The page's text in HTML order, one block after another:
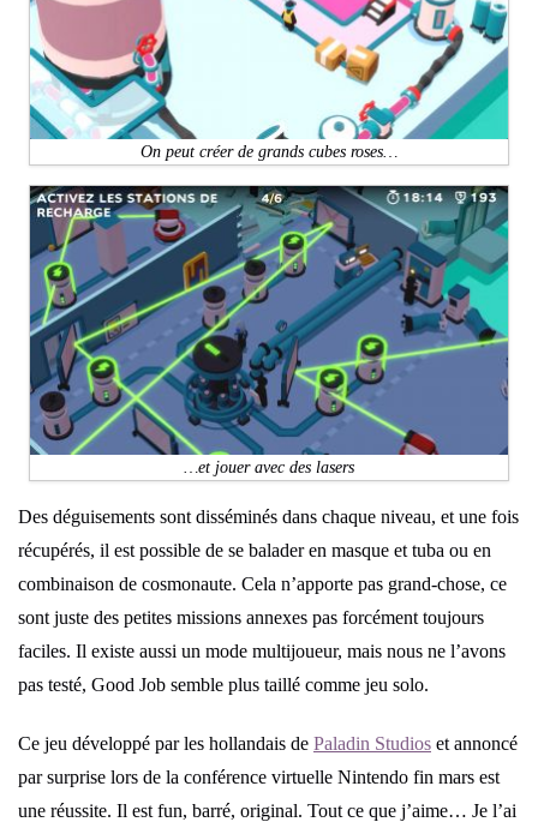
On peut créer de grands cubes roses…
…et jouer avec des lasers
Des déguisements sont disséminés dans chaque niveau, et une fois
récupérés, il est possible de se balader en masque et tuba ou en
combinaison de cosmonaute. Cela n’apporte pas grand-chose, ce
sont juste des petites missions annexes pas forcément toujours
faciles. Il existe aussi un mode multijoueur, mais nous ne l’avons
pas testé, Good Job semble plus taillé comme jeu solo.
Ce jeu développé par les hollandais de Paladin Studios et annoncé
par surprise lors de la conférence virtuelle Nintendo fin mars est
une réussite. Il est fun, barré, original. Tout ce que j’aime… Je l’ai